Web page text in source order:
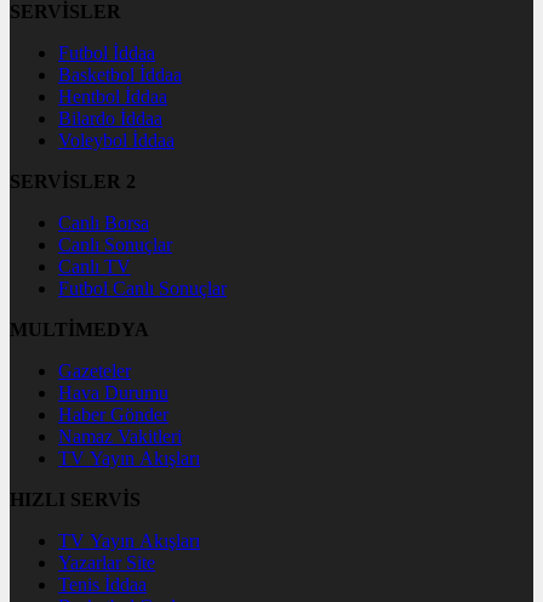
SERVİSLER
Futbol İddaa
Basketbol İddaa
Hentbol İddaa
Bilardo İddaa
Voleybol İddaa
SERVİSLER 2
Canlı Borsa
Canlı Sonuçlar
Canlı TV
Futbol Canlı Sonuçlar
MULTİMEDYA
Gazeteler
Hava Durumu
Haber Gönder
Namaz Vakitleri
TV Yayın Akışları
HIZLI SERVİS
TV Yayın Akışları
Yazarlar Site
Tenis İddaa